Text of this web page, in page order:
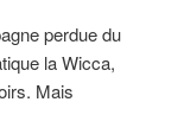
perdue du
la Wicca,
Mais